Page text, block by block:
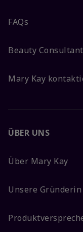
FAQs
Beauty
Mary Kay
ÜBER UNS
Über Mary Kay
Unsere Gründerin